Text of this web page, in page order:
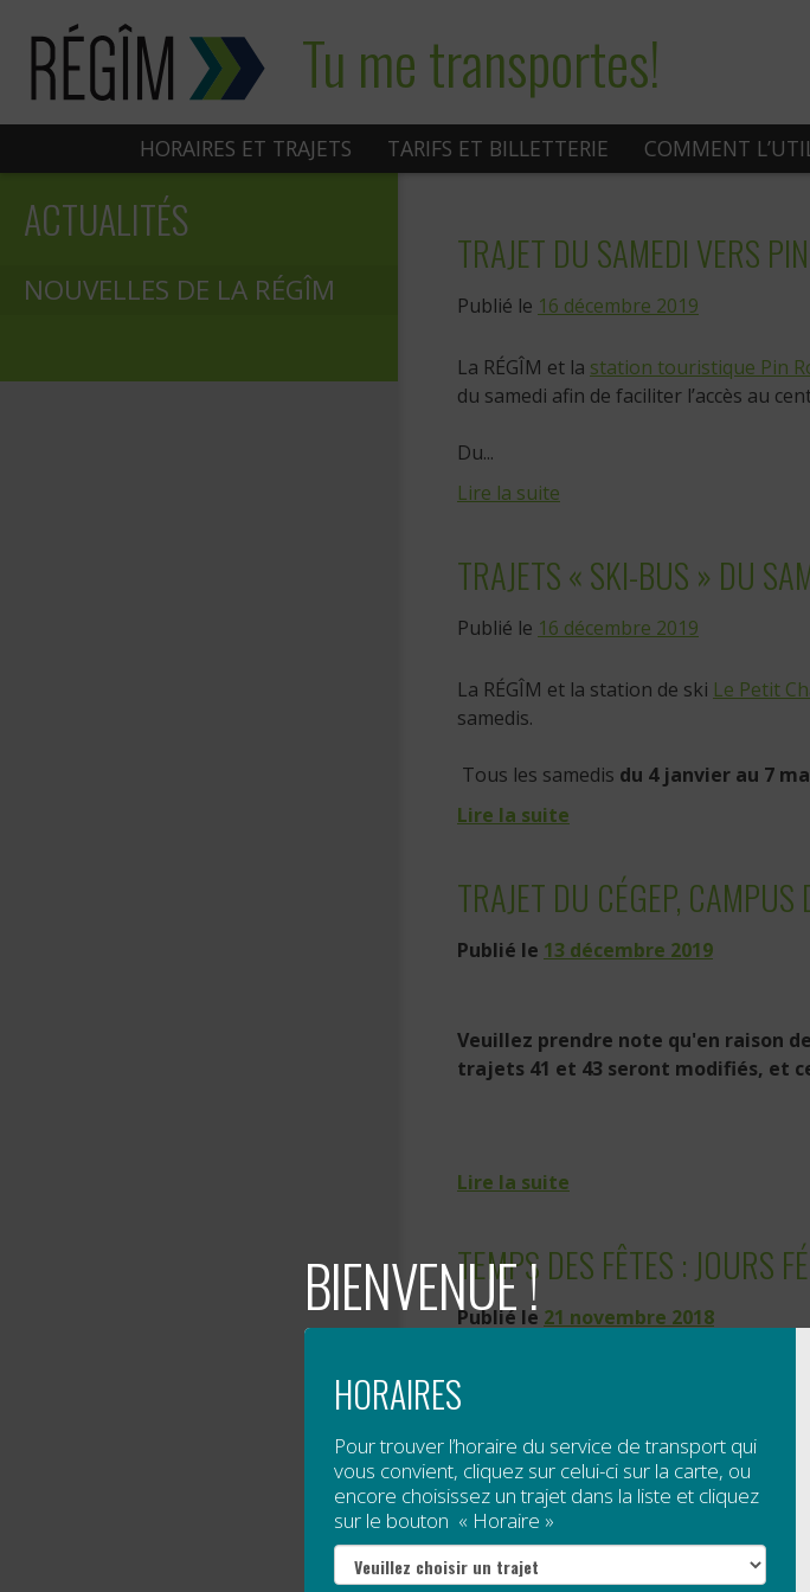
contenu
Tu me transportes!
HORAIRES ET TRAJETS TARIFS ET BILLETTERIE COMMENT
ACTUALITÉS
NOUVELLES DE LA RÉGÎM
TRAJET DU SAMEDI VERS
Publié le 16 décembre 2019
La RÉGÎM et la station touristique Pin
du samedi afin de faciliter l’accès au
Du...
Lire la suite
TRAJETS « SKI-BUS » DU
Publié le 16 décembre 2019
La RÉGÎM et la station de ski Le Petit
samedis.
Tous les samedis du 4 janvier au 7
Lire la suite
TRAJET DU CÉGEP,
Publié le 13 décembre 2019
Veuillez prendre note qu'en raison
trajets 41 et 43 seront modifiés, et
Lire la suite
TEMPS DES FÊTES : JOURS
Publié le 21 novembre 2018
Merci de prendre note que les jours
24 décembre (veille de Noël);
25 décembre (jour de Noël);
26 décembre (lendemain de
BIENVENUE !
HORAIRES
Pour trouver l’horaire du service de transport qui
vous convient, cliquez sur celui-ci sur la carte, ou
encore choisissez un trajet dans la liste et cliquez
sur le bouton « Horaire »